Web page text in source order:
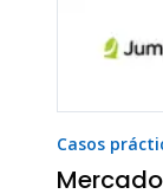
Casos